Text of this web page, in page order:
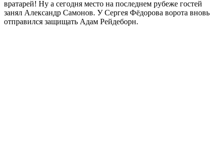
вратарей! Ну а сегодня место на последнем рубеже гостей
занял Александр Самонов. У Сергея Фёдорова ворота вновь
отправился защищать Адам Рейдеборн.